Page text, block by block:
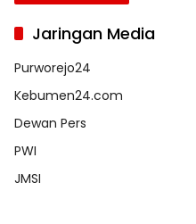
Jaringan Media
Purworejo24
Kebumen24.com
Dewan Pers
PWI
JMSI